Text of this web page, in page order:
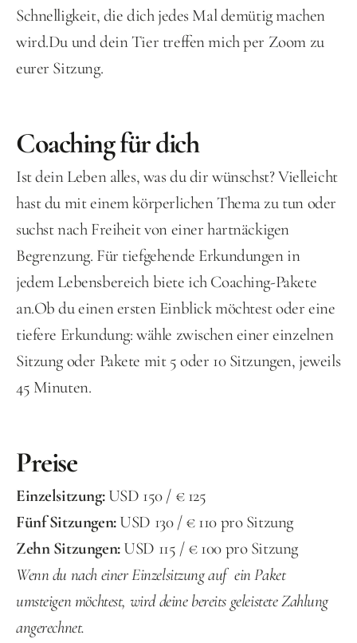
Schnelligkeit, die dich jedes Mal demütig machen
wird.Du und dein Tier treffen mich per Zoom zu
eurer Sitzung.
Coaching für dich
Ist dein Leben alles, was du dir wünschst? Vielleicht
hast du mit einem körperlichen Thema zu tun oder
suchst nach Freiheit von einer hartnäckigen
Begrenzung. Für tiefgehende Erkundungen in
jedem Lebensbereich biete ich Coaching-Pakete
an.Ob du einen ersten Einblick möchtest oder eine
tiefere Erkundung: wähle zwischen einer einzelnen
Sitzung oder Pakete mit 5 oder 10 Sitzungen, jeweils
45 Minuten.
Preise
Einzelsitzung: USD 150 / € 125
Fünf Sitzungen: USD 130 / € 110 pro Sitzung
Zehn Sitzungen: USD 115 / € 100 pro Sitzung
Wenn du nach einer Einzelsitzung auf  ein Paket
umsteigen möchtest, wird deine bereits geleistete Zahlung
angerechnet.